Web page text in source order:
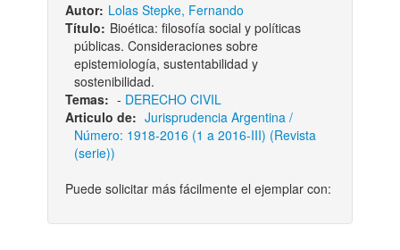
Autor: Lolas Stepke, Fernando
Título: Bioética: filosofía social y políticas
públicas. Consideraciones sobre
epistemiología, sustentabilidad y
sostenibilidad.
Temas: - DERECHO CIVIL
Articulo de: Jurisprudencia Argentina /
Número: 1918-2016 (1 a 2016-III) (Revista
(serie))
Puede solicitar más fácilmente el ejemplar con: